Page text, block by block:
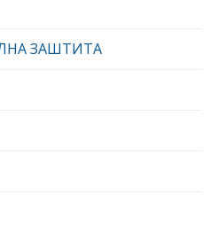
ЗАШТИТА